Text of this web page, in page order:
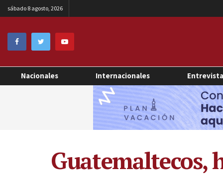
sábado 8 agosto, 2026
Nacionales Internacionales
Guatemaltecos,